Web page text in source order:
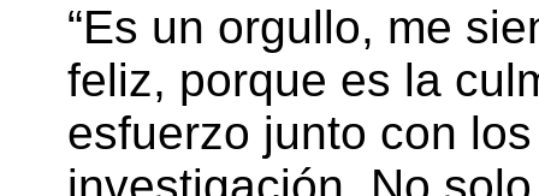
“Es un orgullo, me
feliz, porque es la
esfuerzo junto con